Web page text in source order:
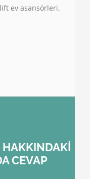
ev asansörleri.
HAKKINDAKİ
CEVAP